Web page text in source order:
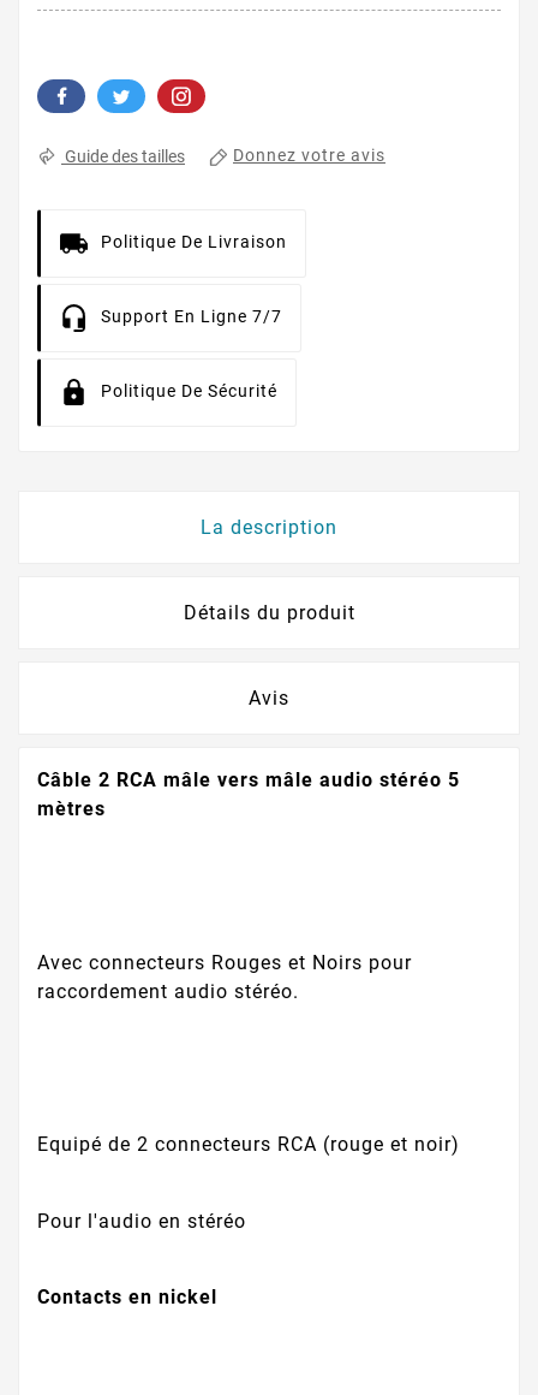
Guide des tailles Donnez votre avis
Politique De Livraison
Support En Ligne 7/7
Politique De Sécurité
La description
Détails du produit
Avis
Câble 2 RCA mâle vers mâle audio stéréo 5
mètres
Avec connecteurs Rouges et Noirs pour
raccordement audio stéréo.
Equipé de 2 connecteurs RCA (rouge et noir)
Pour l'audio en stéréo
Contacts en nickel